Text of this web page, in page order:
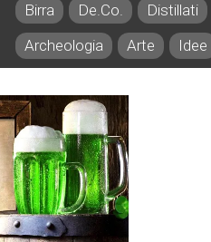
Birra De.Co.
Distillati
Archeologia Arte Idee